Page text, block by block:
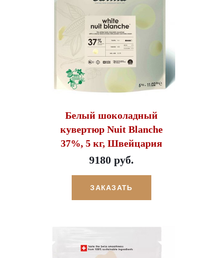
Белый шоколадный
кувертюр Nuit Blanche
37%, 5 кг, Швейцария
9180 руб.
ЗАКАЗАТЬ